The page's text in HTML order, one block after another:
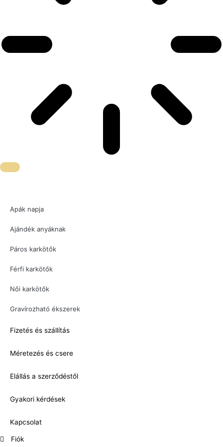
Apák napja
Ajándék anyáknak
Páros karkötők
Férfi karkötők
Női karkötők
Gravírozható ékszerek
Fizetés és szállítás
Méretezés és csere
Elállás a szerződéstől
Gyakori kérdések
Kapcsolat
Fiók